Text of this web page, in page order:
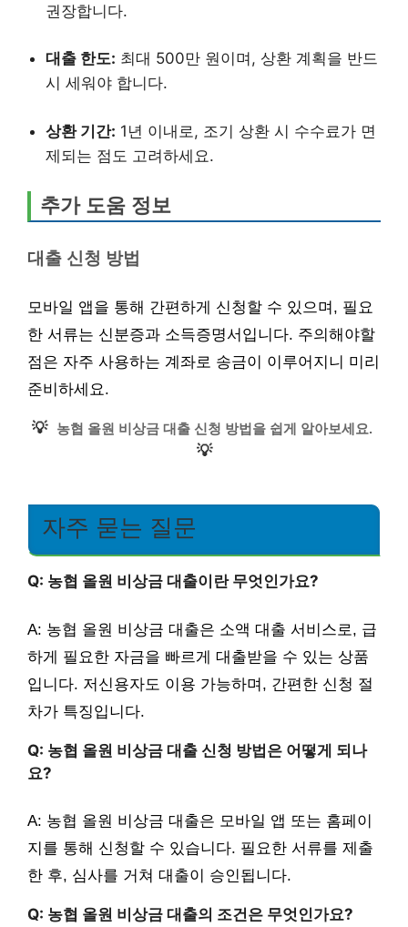
권장합니다.
대출 한도: 최대 500만 원이며, 상환 계획을 반드
시 세워야 합니다.
상환 기간: 1년 이내로, 조기 상환 시 수수료가 면
제되는 점도 고려하세요.
추가 도움 정보
대출 신청 방법
모바일 앱을 통해 간편하게 신청할 수 있으며, 필요
한 서류는 신분증과 소득증명서입니다. 주의해야할
점은 자주 사용하는 계좌로 송금이 이루어지니 미리
준비하세요.
💡 농협 올원 비상금 대출 신청 방법을 쉽게 알아보세요.
💡
자주 묻는 질문
Q: 농협 올원 비상금 대출이란 무엇인가요?
A: 농협 올원 비상금 대출은 소액 대출 서비스로, 급
하게 필요한 자금을 빠르게 대출받을 수 있는 상품
입니다. 저신용자도 이용 가능하며, 간편한 신청 절
차가 특징입니다.
Q: 농협 올원 비상금 대출 신청 방법은 어떻게 되나
요?
A: 농협 올원 비상금 대출은 모바일 앱 또는 홈페이
지를 통해 신청할 수 있습니다. 필요한 서류를 제출
한 후, 심사를 거쳐 대출이 승인됩니다.
Q: 농협 올원 비상금 대출의 조건은 무엇인가요?